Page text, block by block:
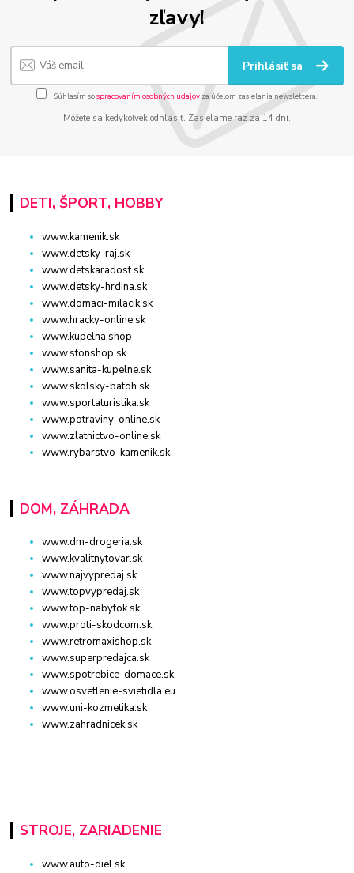
zľavy!
Prihlásiť sa
Súhlasím sospracovaním osobných údajov za účelom zasielania newslettera.
Môžete sa kedykoľvek odhlásiť. Zasielame raz za 14 dní.
DETI, ŠPORT, HOBBY
www.kamenik.sk
www.detsky-raj.sk
www.detskaradost.sk
www.detsky-hrdina.sk
www.domaci-milacik.sk
www.hracky-online.sk
www.kupelna.shop
www.stonshop.sk
www.sanita-kupelne.sk
www.skolsky-batoh.sk
www.sportaturistika.sk
www.potraviny-online.sk
www.zlatnictvo-online.sk
www.rybarstvo-kamenik.sk
DOM, ZÁHRADA
www.dm-drogeria.sk
www.kvalitnytovar.sk
www.najvypredaj.sk
www.topvypredaj.sk
www.top-nabytok.sk
www.proti-skodcom.sk
www.retromaxishop.sk
www.superpredajca.sk
www.spotrebice-domace.sk
www.osvetlenie-svietidla.eu
www.uni-kozmetika.sk
www.zahradnicek.sk
STROJE, ZARIADENIE
www.auto-diel.sk